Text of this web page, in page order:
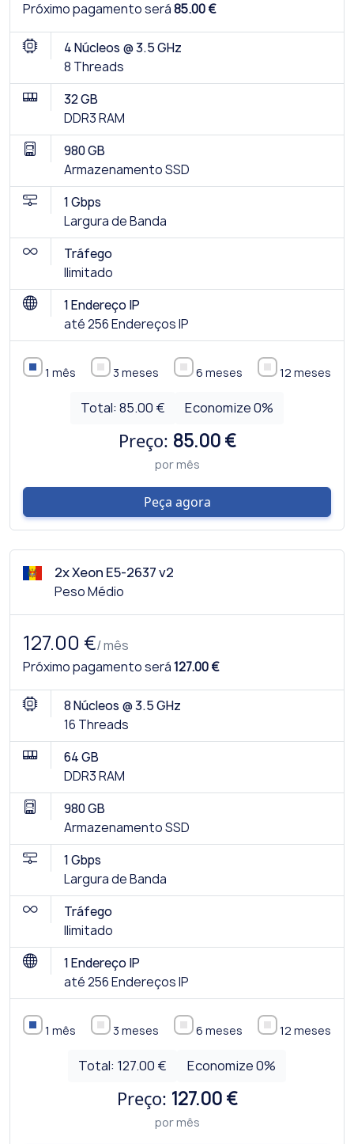
Próximo pagamento será85.00 €
4 Núcleos @ 3.5 GHz
8 Threads
32 GB
DDR3 RAM
980 GB
Armazenamento SSD
1 Gbps
Largura de Banda
Tráfego
Ilimitado
1 Endereço IP
até 256 Endereços IP
1 mês 3 meses 6 meses 12 meses
Total: 85.00 € Economize0%
Preço: 85.00 €
por mês
Peça agora
2x Xeon E5-2637 v2
Peso Médio
127.00 €/ mês
Próximo pagamento será127.00 €
8 Núcleos @ 3.5 GHz
16 Threads
64 GB
DDR3 RAM
980 GB
Armazenamento SSD
1 Gbps
Largura de Banda
Tráfego
Ilimitado
1 Endereço IP
até 256 Endereços IP
1 mês 3 meses 6 meses 12 meses
Total: 127.00 € Economize0%
Preço: 127.00 €
por mês